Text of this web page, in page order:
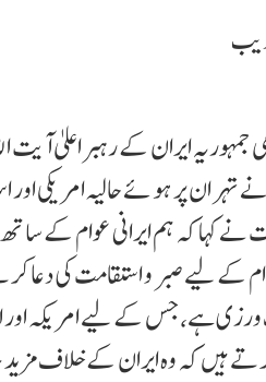
ایران کے رہبر اعلیٰ آ یت
تہر ان پر ہو ئے حالیہ امریکی
کہا کہ ہم ایرانی عوام کے
کے لیے صبر و استقامت کی دعا کر
ورزی ہے، جس کے لیے امر یکہ
تے ہیں کہ وہ ایران کے خلاف